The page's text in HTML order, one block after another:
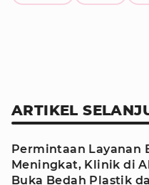
ARTIKEL
Permintaan Layanan
Meningkat, Klinik di
Buka Bedah Plastik